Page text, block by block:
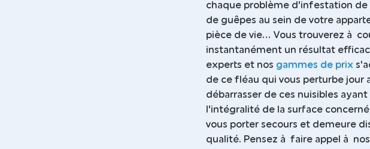
chaque problème d'infestation de
de guêpes au sein de votre
pièce de vie... Vous trouverez à
instantanément un résultat
experts et nos gammes de prix
de ce fléau qui vous perturbe jour
débarrasser de ces nuisibles
l'intégralité de la surface
vous porter secours et demeure
qualité. Pensez à faire appel à